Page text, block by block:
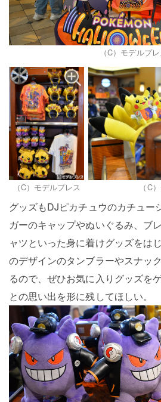
（C）モデルプ
（C）モデルプレス （C
グッズもDJピカチュウのカチュー
ガーのキャップやぬいぐるみ、ブ
ャツといった身に着けグッズをは
のデザインのタンブラーやスナッ
るので、ぜひお気に入りグッズを
との思い出を形に残してほしい。